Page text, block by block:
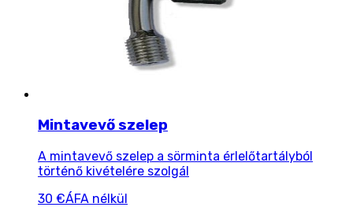
Mintavevő szelep
A mintavevő szelep a sörminta érlelőtartályból
történő kivételére szolgál
30 €ÁFA nélkül